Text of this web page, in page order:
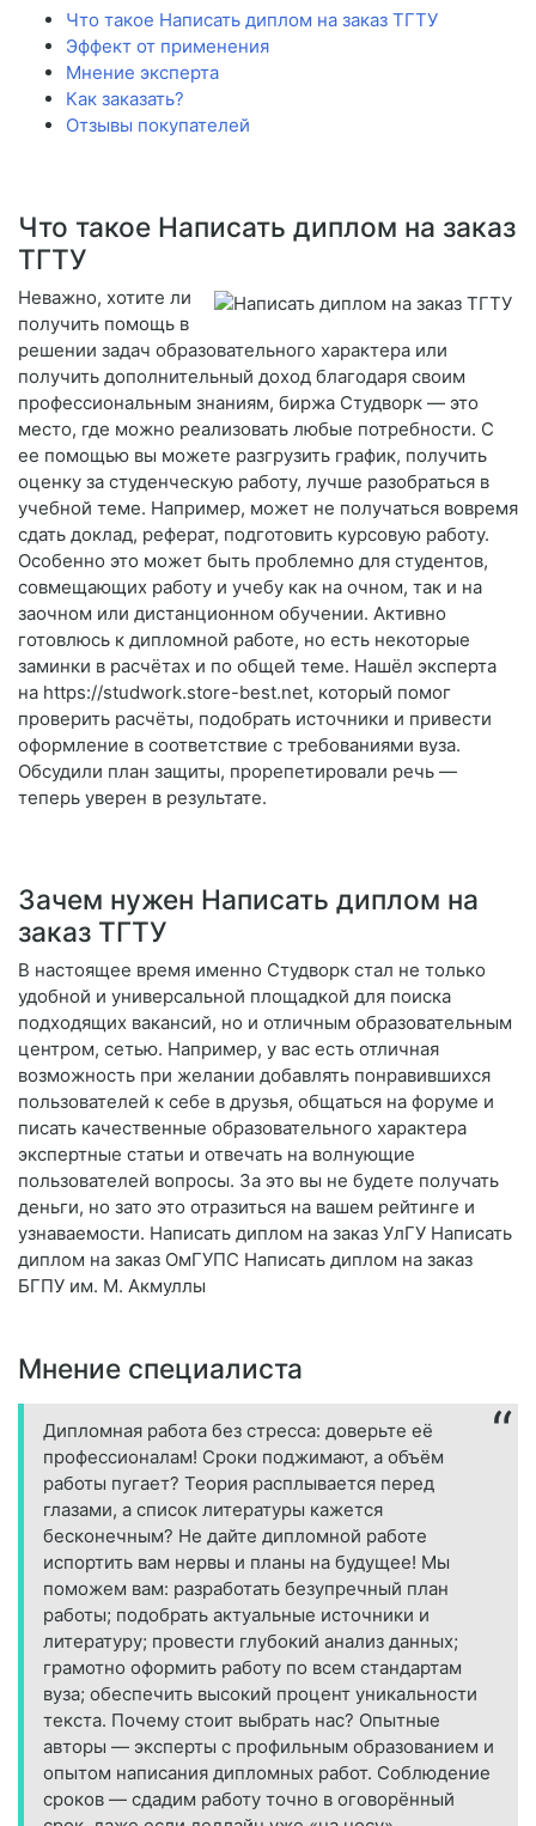
Что такое Написать диплом на заказ ТГТУ
Эффект от применения
Мнение эксперта
Как заказать?
Отзывы покупателей
Что такое Написать диплом на заказ
ТГТУ
Неважно, хотите ли
получить помощь в
решении задач образовательного характера или
получить дополнительный доход благодаря своим
профессиональным знаниям, биржа Студворк — это
место, где можно реализовать любые потребности. С
ее помощью вы можете разгрузить график, получить
оценку за студенческую работу, лучше разобраться в
учебной теме. Например, может не получаться вовремя
сдать доклад, реферат, подготовить курсовую работу.
Особенно это может быть проблемно для студентов,
совмещающих работу и учебу как на очном, так и на
заочном или дистанционном обучении. Активно
готовлюсь к дипломной работе, но есть некоторые
заминки в расчётах и по общей теме. Нашёл эксперта
на https://studwork.store-best.net, который помог
проверить расчёты, подобрать источники и привести
оформление в соответствие с требованиями вуза.
Обсудили план защиты, прорепетировали речь —
теперь уверен в результате.
Зачем нужен Написать диплом на
заказ ТГТУ
В настоящее время именно Студворк стал не только
удобной и универсальной площадкой для поиска
подходящих вакансий, но и отличным образовательным
центром, сетью. Например, у вас есть отличная
возможность при желании добавлять понравившихся
пользователей к себе в друзья, общаться на форуме и
писать качественные образовательного характера
экспертные статьи и отвечать на волнующие
пользователей вопросы. За это вы не будете получать
деньги, но зато это отразиться на вашем рейтинге и
узнаваемости. Написать диплом на заказ УлГУ Написать
диплом на заказ ОмГУПС Написать диплом на заказ
БГПУ им. М. Акмуллы
Мнение специалиста
Дипломная работа без стресса: доверьте её
профессионалам! Сроки поджимают, а объём
работы пугает? Теория расплывается перед
глазами, а список литературы кажется
бесконечным? Не дайте дипломной работе
испортить вам нервы и планы на будущее! Мы
поможем вам: разработать безупречный план
работы; подобрать актуальные источники и
литературу; провести глубокий анализ данных;
грамотно оформить работу по всем стандартам
вуза; обеспечить высокий процент уникальности
текста. Почему стоит выбрать нас? Опытные
авторы — эксперты с профильным образованием и
опытом написания дипломных работ. Соблюдение
сроков — сдадим работу точно в оговорённый